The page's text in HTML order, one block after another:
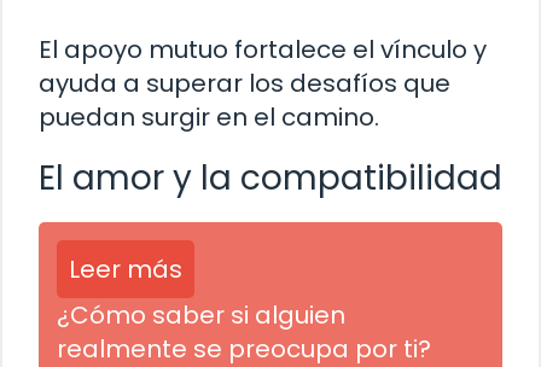
El apoyo mutuo fortalece el vínculo y
ayuda a superar los desafíos que
puedan surgir en el camino.
El amor y la compatibilidad
Leer más
¿Cómo saber si alguien
realmente se preocupa por ti?